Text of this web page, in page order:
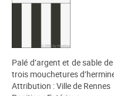
Palé d’argent et de sable
trois mouchetures
Attribution : Ville de Rennes